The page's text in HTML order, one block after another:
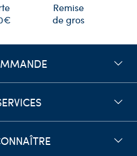
Remise
de gros